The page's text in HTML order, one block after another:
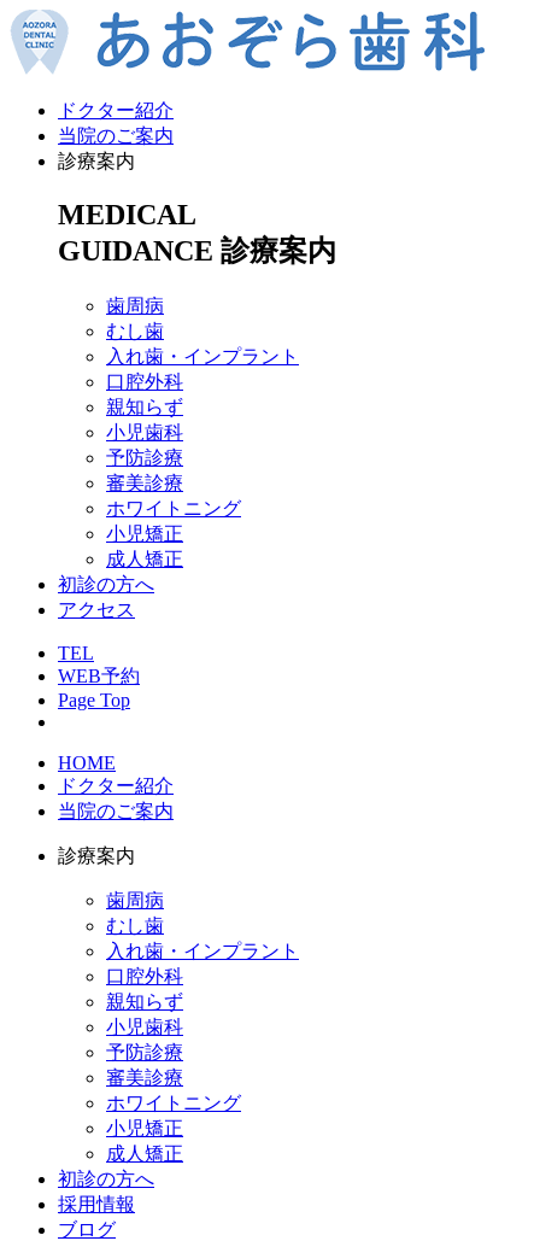
ドクター紹介
当院のご案内
診療案内
MEDICAL
GUIDANCE 診療案内
歯周病
むし歯
入れ歯・インプラント
口腔外科
親知らず
小児歯科
予防診療
審美診療
ホワイトニング
小児矯正
成人矯正
初診の方へ
アクセス
TEL
WEB予約
Page Top
HOME
ドクター紹介
当院のご案内
診療案内
歯周病
むし歯
入れ歯・インプラント
口腔外科
親知らず
小児歯科
予防診療
審美診療
ホワイトニング
小児矯正
成人矯正
初診の方へ
採用情報
ブログ